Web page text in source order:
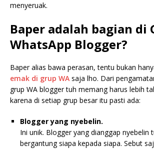
menyeruak.
Baper adalah bagian di
WhatsApp Blogger?
Baper alias bawa perasan, tentu bukan
emak di grup WA saja lho. Dari
grup WA blogger tuh memang harus lebih
karena di setiap grup besar itu pasti ada:
Blogger yang nyebelin.
Ini unik. Blogger yang dianggap nyebelin
bergantung siapa kepada siapa. Sebut